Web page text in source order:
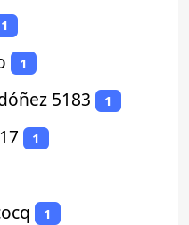
1
1
5183 1
1
1